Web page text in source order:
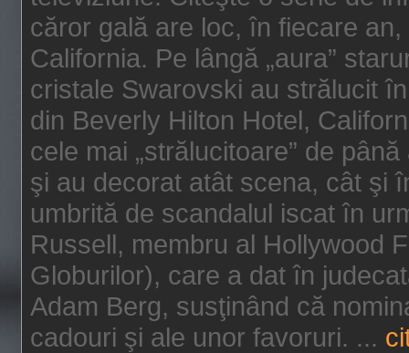
căror gală are loc, în fiecare
California. Pe lângă „aura”
cristale Swarovski au strălucit
din Beverly Hilton Hotel,
cele mai „strălucitoare” de
şi au decorat atât scena, cât şi
umbrită de scandalul iscat în
Russell, membru al Hollywood
Globurilor), care a dat în
Adam Berg, susţinând că
cadouri şi ale unor favoruri. ...